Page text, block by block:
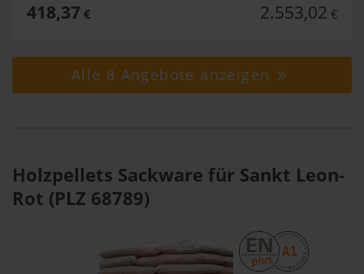
418,37 € 2.553,02 €
Alle 8 Angebote anzeigen
Holzpellets Sackware für Sankt Leon-
Rot (PLZ 68789)